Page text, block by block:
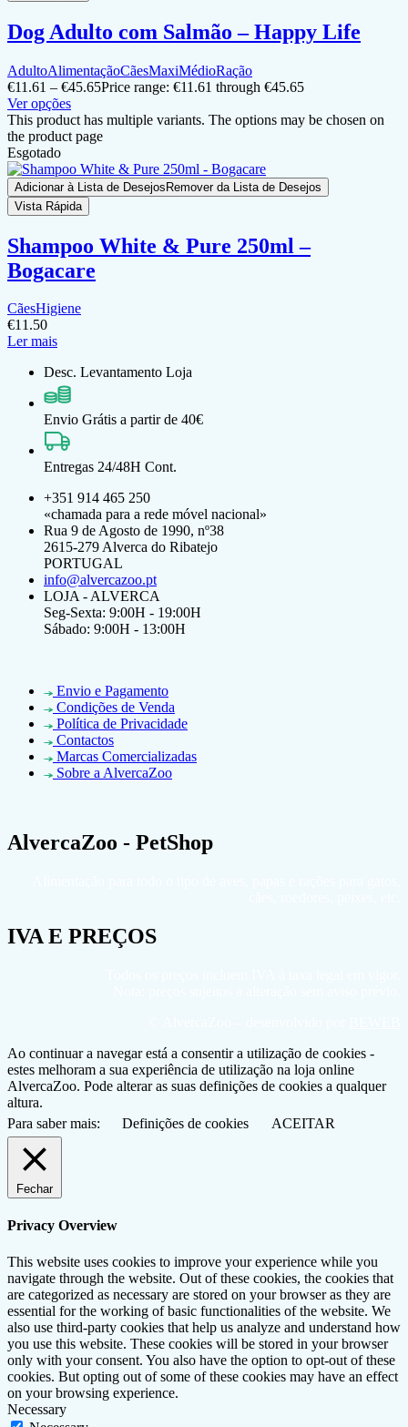
Dog Adulto com Salmão – Happy Life
AdultoAlimentaçãoCãesMaxiMédioRação
€11.61 – €45.65Price range: €11.61 through €45.65
Ver opções
This product has multiple variants. The options may be chosen on
the product page
Esgotado
Adicionar à Lista de DesejosRemover da Lista de Desejos
Vista Rápida
Shampoo White & Pure 250ml –
Bogacare
CãesHigiene
€11.50
Ler mais
Desc. Levantamento Loja
Envio Grátis a partir de 40€
Entregas 24/48H Cont.
+351 914 465 250
«chamada para a rede móvel nacional»
Rua 9 de Agosto de 1990, nº38
2615-279 Alverca do Ribatejo
PORTUGAL
info@alvercazoo.pt
LOJA - ALVERCA
Seg-Sexta: 9:00H - 19:00H
Sábado: 9:00H - 13:00H
Envio e Pagamento
Condições de Venda
Política de Privacidade
Contactos
Marcas Comercializadas
Sobre a AlvercaZoo
AlvercaZoo - PetShop
IVA E PREÇOS
Ao continuar a navegar está a consentir a utilização de cookies -
estes melhoram a sua experiência de utilização na loja online
AlvercaZoo. Pode alterar as suas definições de cookies a qualquer
altura.
Para saber mais:
Definições de cookies ACEITAR
Fechar
Privacy Overview
This website uses cookies to improve your experience while you
navigate through the website. Out of these cookies, the cookies that
are categorized as necessary are stored on your browser as they are
essential for the working of basic functionalities of the website. We
also use third-party cookies that help us analyze and understand how
you use this website. These cookies will be stored in your browser
only with your consent. You also have the option to opt-out of these
cookies. But opting out of some of these cookies may have an effect
on your browsing experience.
Necessary